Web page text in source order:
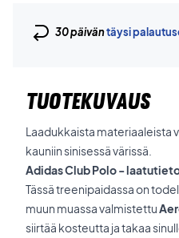
30 päiväntäysi
TUOTEKUVAUS
Laadukkaista materiaaleista
kauniin sinisessä värissä.
Adidas Club Polo -
Tässä treenipaidassa on
muun muassa valmistettu
siirtää kosteutta ja takaa